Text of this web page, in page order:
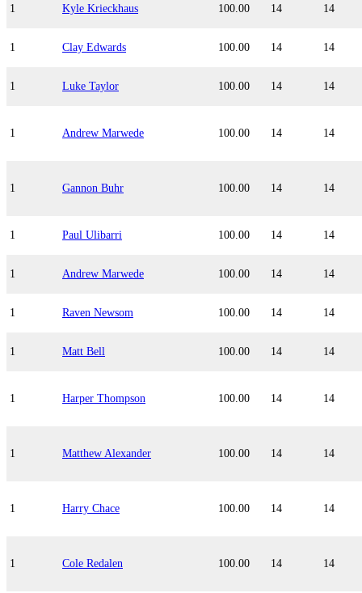
1 Kyle Krieckhaus 100.00 14 14
1 Clay Edwards 100.00 14 14
1 Luke Taylor 100.00 14 14
1 Andrew Marwede 100.00 14 14
1 Gannon Buhr 100.00 14 14
1 Paul Ulibarri 100.00 14 14
1 Andrew Marwede 100.00 14 14
1 Raven Newsom 100.00 14 14
1 Matt Bell 100.00 14 14
1 Harper Thompson 100.00 14 14
1 Matthew Alexander 100.00 14 14
1 Harry Chace 100.00 14 14
1 Cole Redalen 100.00 14 14